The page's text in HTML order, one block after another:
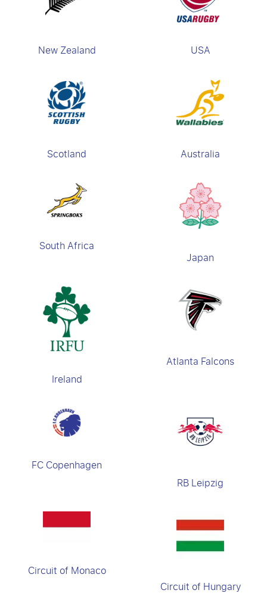
New Zealand USA
Scotland Australia
South Africa
Japan
Ireland
Atlanta Falcons
FC Copenhagen
RB Leipzig
Circuit of Monaco
Circuit of Hungary